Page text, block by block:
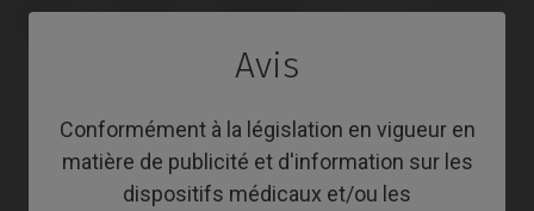
Avis
Conformément à la législation en vigueur en
matière de publicité et d'information sur les
dispositifs médicaux et/ou les
Accueil Systèmes AnyRidge®
Multi-Unit